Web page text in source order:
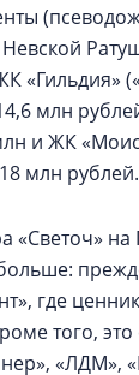
«Гильдия»
млн
и ЖК
млн рублей.
«Светоч»
где
того,
«ЛДМ»,